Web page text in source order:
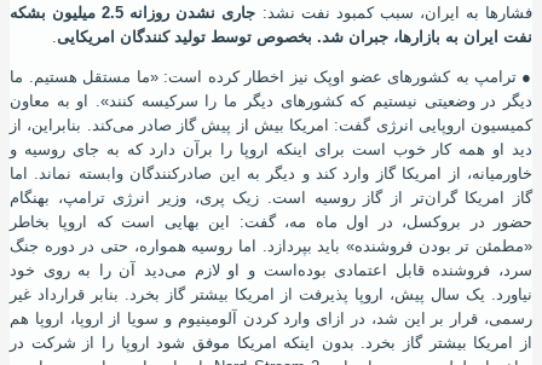
فشارها به ایران، سبب کمبود نفت نشد:
جاری نشدن روزانه 2.5 میلیون بشکه
نفت ایران به بازارها، جبران شد. بخصوص توسط تولید کنندگان امریکایی
● ترامپ به کشورهای عضو اوپک نیز اخطار کرده‌ است: «ما مستقل هستیم. ما
دیگر در وضعیتی نیستیم که کشورهای دیگر ما را سرکیسه کنند». او به معاون
کمیسیون اروپایی انرﮊی گفت: امریکا بیش از پیش گاز صادر می‌کند. بنابراین، از
دید او همه کار خوب است برای اینکه اروپا را برآن دارد که به جای روسیه و
خاورمیانه، از امریکا گاز وارد کند و دیگر به این صادرکنندگان وابسته نماند. اما
گاز امریکا گران‌تر از گاز روسیه است. زیک پری، وزیر انرﮊی ترامپ، بهنگام
حضور در بروکسل، در اول ماه مه، گفت: این بهایی است که اروپا بخاطر
«مطمئن تر بودن فروشنده» باید بپردازد. اما روسیه همواره، حتی در دوره جنگ
سرد، فروشنده قابل اعتمادی بوده‌است و او لازم می‌دید آن را به روی خود
نیاورد. یک سال پیش، اروپا پذیرفت از امریکا بیشتر گاز بخرد. بنابر قرارداد غیر
رسمی، قرار بر این شد، در ازای وارد کردن آلومینیوم و سویا از اروپا، اروپا هم
از امریکا بیشتر گاز بخرد. بدون اینکه امریکا موفق شود اروپا را از شرکت در